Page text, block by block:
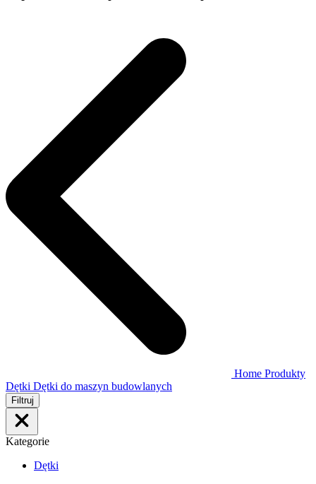
Home Produkty
Dętki Dętki do maszyn budowlanych
Filtruj
Kategorie
Dętki